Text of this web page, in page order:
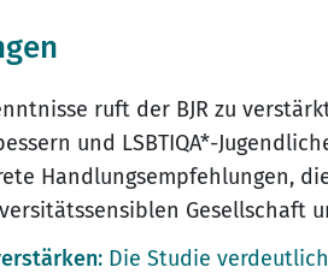
ruft der BJR zu
und LSBTIQA*-
Handlungsempfehlungen,
Gesellschaft
: Die Studie